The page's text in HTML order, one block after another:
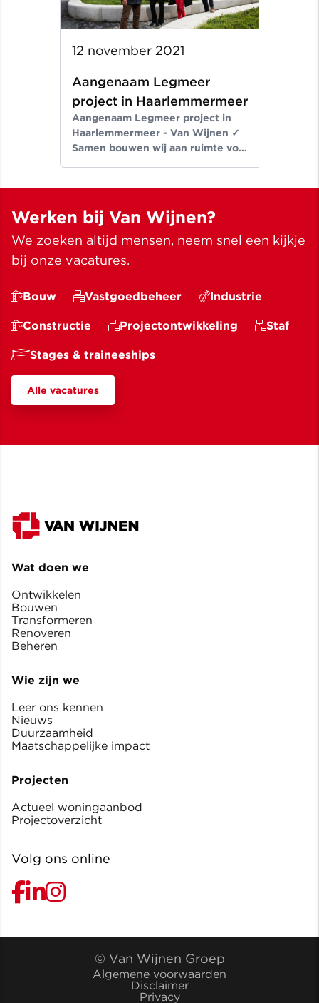
12 november 2021
Aangenaam Legmeer
project in Haarlemmermeer
Aangenaam Legmeer project in
Haarlemmermeer - Van Wijnen ✓
Samen bouwen wij aan ruimte voor
Werken bij Van Wijnen?
We zoeken altijd mensen, neem snel een kijkje
bij onze vacatures.
Bouw Vastgoedbeheer Industrie
Constructie Projectontwikkeling Staf
Stages & traineeships
Alle vacatures
Wat doen we
Ontwikkelen
Bouwen
Transformeren
Renoveren
Beheren
Wie zijn we
Leer ons kennen
Nieuws
Duurzaamheid
Maatschappelijke impact
Projecten
Actueel woningaanbod
Projectoverzicht
Volg ons online
© Van Wijnen Groep
Algemene voorwaarden
Disclaimer
Privacy